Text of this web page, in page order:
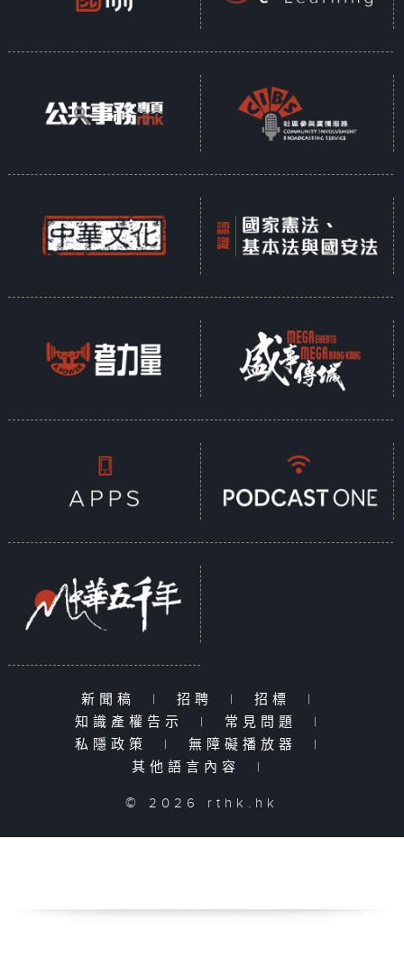
新聞稿 | 招聘 | 招標
|
知識產權告示
| 常見問題
|
私隱政策
| 無障礙播放器
|
其他語言內容
|
© 2026 rthk.hk